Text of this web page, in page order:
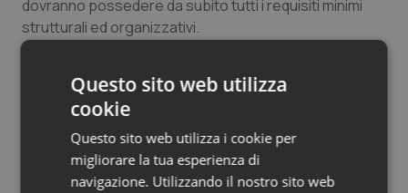
Salute orale & impianti
Tiroide
Tumore al seno
dovranno possedere da subito tutti i requisiti minimi
strutturali ed organizzativi.
29 Settembre 2022
© Riproduzione riservata
Questo sito web utilizza
cookie
Questo sito web utilizza i cookie per
migliorare la tua esperienza di
navigazione. Utilizzando il nostro sito web